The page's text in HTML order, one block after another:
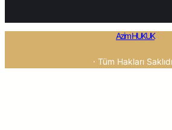
Azim HUKUK
· Tüm Hakları